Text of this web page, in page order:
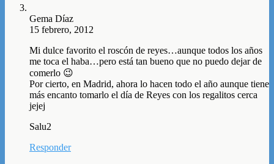
Gema Díaz
15 febrero, 2012
Mi dulce favorito el roscón de reyes…aunque todos los años
me toca el haba…pero está tan bueno que no puedo dejar de
comerlo 😉
Por cierto, en Madrid, ahora lo hacen todo el año aunque tiene
más encanto tomarlo el día de Reyes con los regalitos cerca
jejej
Salu2
Responder